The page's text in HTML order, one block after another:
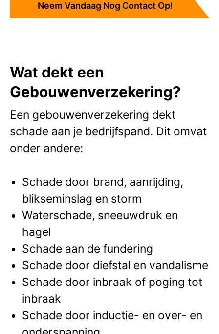
Neem Vandaag Nog Contact Op!
Wat dekt een
Gebouwenverzekering?
Een gebouwenverzekering dekt
schade aan je bedrijfspand. Dit omvat
onder andere:
Schade door brand, aanrijding,
blikseminslag en storm
Waterschade, sneeuwdruk en
hagel
Schade aan de fundering
Schade door diefstal en vandalisme
Schade door inbraak of poging tot
inbraak
Schade door inductie- en over- en